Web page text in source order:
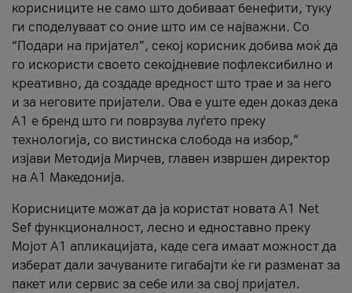
корисниците не само што добиваат бенефити, туку
ги споделуваат со оние што им се најважни. Со
“Подари на пријател”, секој корисник добива моќ да
го искористи своето секојдневие пофлексибилно и
креативно, да создаде вредност што трае и за него
и за неговите пријатели. Ова е уште еден доказ дека
А1 е бренд што ги поврзува луѓето преку
технологија, со вистинска слобода на избор,“
изјави Методија Мирчев, главен извршен директор
на А1 Македонија.
Корисниците можат да ја користат новата А1 Net
Sef функционалност, лесно и едноставно преку
Мојот А1 апликацијата, каде сега имаат можност да
изберат дали зачуваните гигабајти ќе ги разменат за
пакет или сервис за себе или за свој пријател.